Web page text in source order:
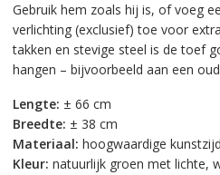
Gebruik hem zoals hij is, of voeg
verlichting (exclusief) toe voor
takken en stevige steel is de toef
hangen – bijvoorbeeld aan een
Lengte: ± 66 cm
Breedte: ± 38 cm
Materiaal: hoogwaardige
Kleur: natuurlijk groen met lichte,